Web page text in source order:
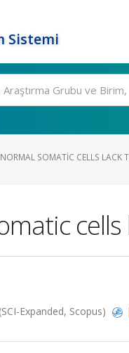
Sistemi
SOMATIC CELLS LACK
Expanded, Scopus)